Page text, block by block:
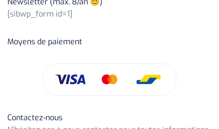
[sibwp_form id=1]
Moyens de paiement
Contactez-nous